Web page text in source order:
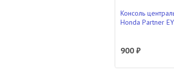
Консоль
Honda Partner
900 ₽